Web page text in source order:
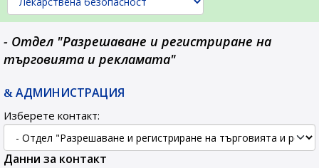
- Отдел "Разрешаване и регистриране на
търговията и рекламата"
АДМИНИСТРАЦИЯ
Изберете контакт:
Данни за контакт